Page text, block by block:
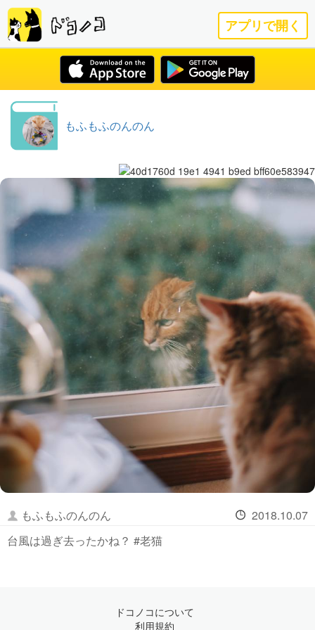
アプリで開く
もふもふのんのん
もふもふのんのん
2018.10.07
台風は過ぎ去ったかね？ #老猫
ドコノコについて
利用規約